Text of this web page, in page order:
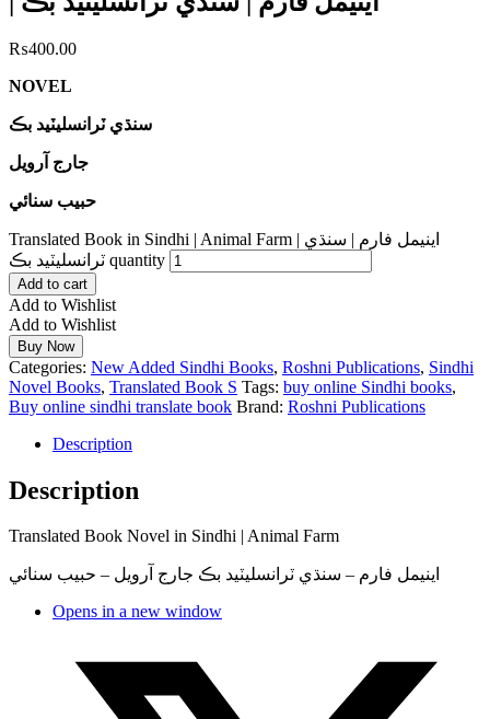
₨400.00
NOVEL
سنڌي ٽرانسليٽيد بڪ
جارج آرويل
حبيب سنائي
Translated Book in Sindhi | Animal Farm | اينيمل فارم | سنڌي
ٽرانسليٽيد بڪ quantity
Add to cart
Add to Wishlist
Add to Wishlist
Buy Now
Categories: New Added Sindhi Books, Roshni Publications, Sindhi
Novel Books, Translated Book S Tags: buy online Sindhi books,
Buy online sindhi translate book Brand: Roshni Publications
Description
Description
Translated Book Novel in Sindhi | Animal Farm
اينيمل فارم – سنڌي ٽرانسليٽيد بڪ جارج آرويل – حبيب سنائي
Opens in a new window